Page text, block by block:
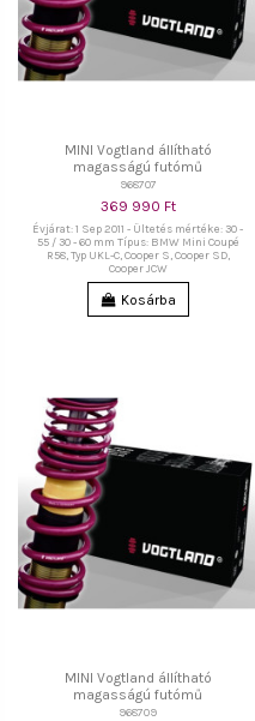
MINI Vogtland állítható
magasságú futómű
968707
369 990 Ft
Évjárat: 1 Sep 2011 - Ültetés mértéke: 30 -
55 / 30 - 60 mm Típus: BMW Mini Coupé
R58, Typ UKL-C, Cooper S, Cooper SD,
Cooper JCW
Kosárba
MINI Vogtland állítható
magasságú futómű
968709